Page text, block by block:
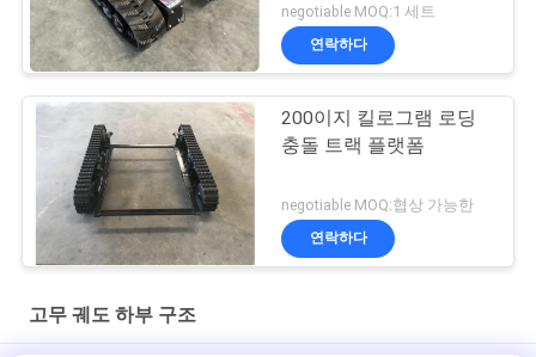
negotiable MOQ:1 세트
연락하다
200이지 킬로그램 로딩
충돌 트랙 플랫폼
negotiable MOQ:협상 가능한
연락하다
고무 궤도 하부 구조